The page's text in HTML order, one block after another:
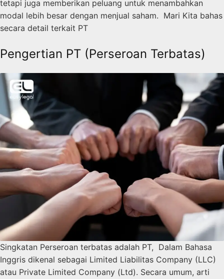
tetapi juga memberikan peluang untuk menambahkan
modal lebih besar dengan menjual saham. Mari Kita bahas
secara detail terkait PT
Pengertian PT (Perseroan Terbatas)
Singkatan Perseroan terbatas adalah PT, Dalam Bahasa
Inggris dikenal sebagai Limited Liabilitas Company (LLC)
atau Private Limited Company (Ltd). Secara umum, arti